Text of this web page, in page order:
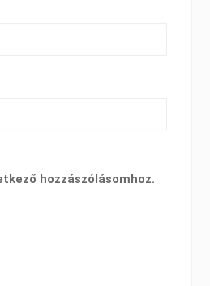
hozzászólásomhoz.